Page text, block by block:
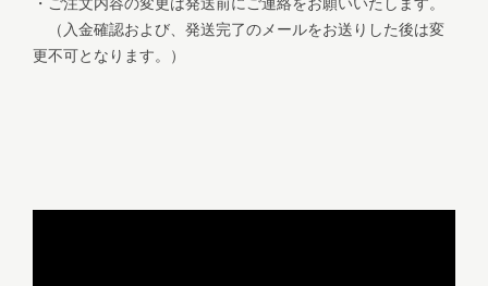
（入金確認および、発送完了のメールをお送りした後は変
更不可となります。）